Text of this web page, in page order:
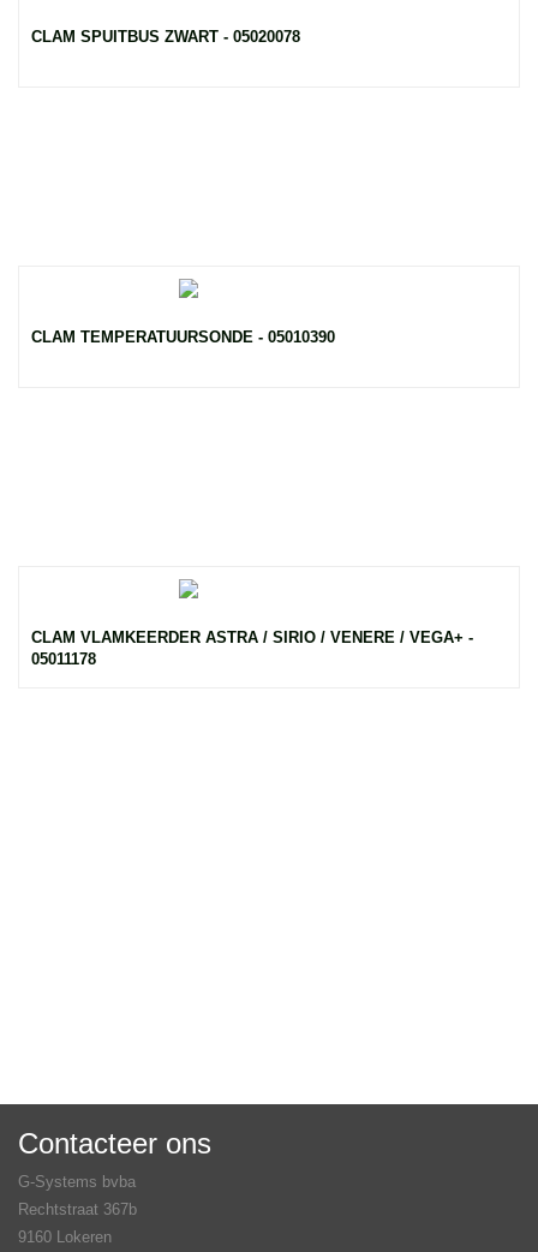
CLAM SPUITBUS ZWART - 05020078
CLAM TEMPERATUURSONDE - 05010390
CLAM VLAMKEERDER ASTRA / SIRIO / VENERE / VEGA+ -
05011178
Contacteer ons
G-Systems bvba
Rechtstraat 367b
9160 Lokeren